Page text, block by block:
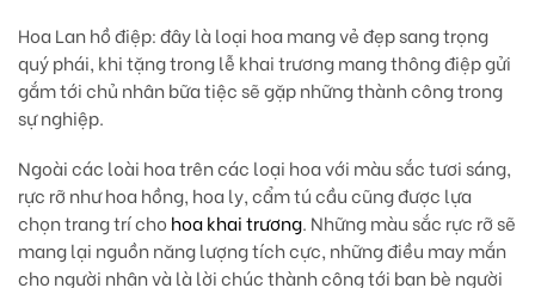
Hoa Lan hồ điệp: đây là loại hoa mang vẻ đẹp sang trọng
quý phái, khi tặng trong lễ khai trương mang thông điệp gửi
gắm tới chủ nhân bữa tiệc sẽ gặp những thành công trong
sự nghiệp.
Ngoài các loài hoa trên các loại hoa với màu sắc tươi sáng,
rực rỡ như hoa hồng, hoa ly, cẩm tú cầu cũng được lựa
chọn trang trí cho hoa khai trương. Những màu sắc rực rỡ sẽ
mang lại nguồn năng lượng tích cực, những điều may mắn
cho người nhận và là lời chúc thành công tới bạn bè người